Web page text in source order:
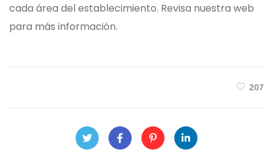
cada área del establecimiento. Revisa nuestra web
para más información.
207